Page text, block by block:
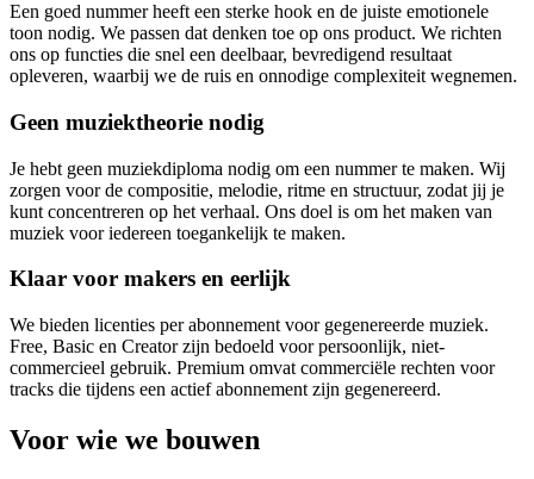
Een goed nummer heeft een sterke hook en de juiste emotionele
toon nodig. We passen dat denken toe op ons product. We richten
ons op functies die snel een deelbaar, bevredigend resultaat
opleveren, waarbij we de ruis en onnodige complexiteit wegnemen.
Geen muziektheorie nodig
Je hebt geen muziekdiploma nodig om een nummer te maken. Wij
zorgen voor de compositie, melodie, ritme en structuur, zodat jij je
kunt concentreren op het verhaal. Ons doel is om het maken van
muziek voor iedereen toegankelijk te maken.
Klaar voor makers en eerlijk
We bieden licenties per abonnement voor gegenereerde muziek.
Free, Basic en Creator zijn bedoeld voor persoonlijk, niet-
commercieel gebruik. Premium omvat commerciële rechten voor
tracks die tijdens een actief abonnement zijn gegenereerd.
Voor wie we bouwen